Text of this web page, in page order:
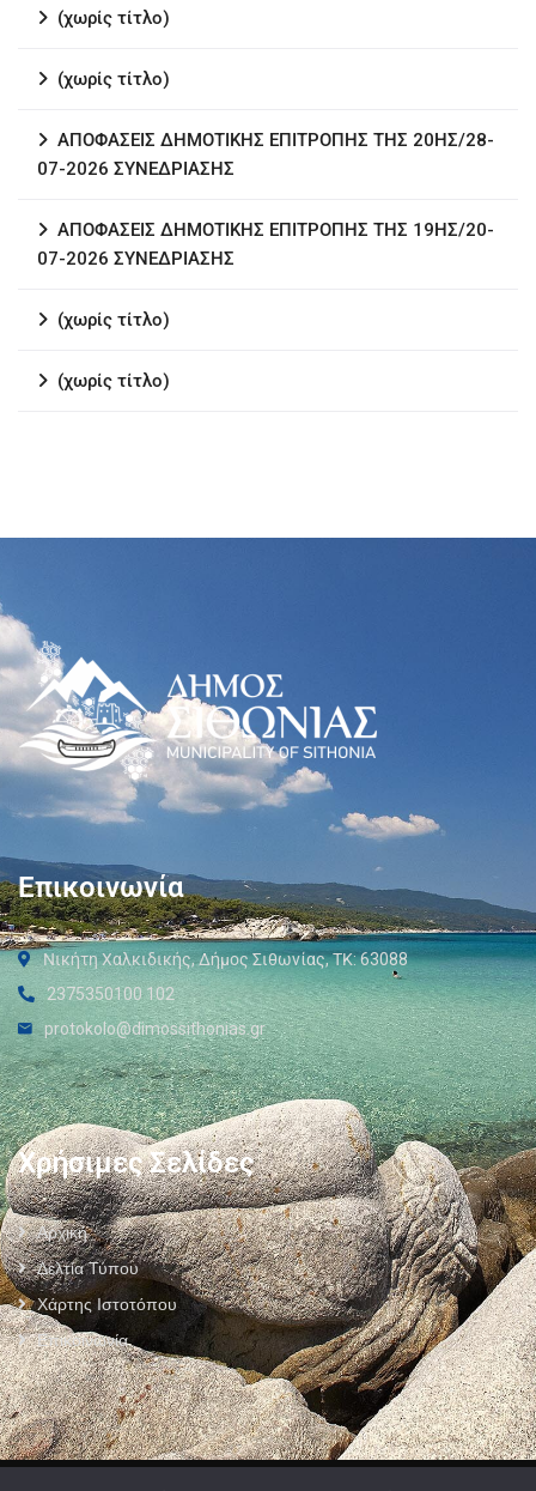
(χωρίς τίτλο)
(χωρίς τίτλο)
ΑΠΟΦΑΣΕΙΣ ΔΗΜΟΤΙΚΗΣ ΕΠΙΤΡΟΠΗΣ ΤΗΣ 20ΗΣ/28-
07-2026 ΣΥΝΕΔΡΙΑΣΗΣ
ΑΠΟΦΑΣΕΙΣ ΔΗΜΟΤΙΚΗΣ ΕΠΙΤΡΟΠΗΣ ΤΗΣ 19ΗΣ/20-
07-2026 ΣΥΝΕΔΡΙΑΣΗΣ
(χωρίς τίτλο)
(χωρίς τίτλο)
Επικοινωνία
Νικήτη Χαλκιδικής, Δήμος Σιθωνίας, ΤΚ: 63088
2375350100 102
protokolo@dimossithonias.gr
Χρήσιμες Σελίδες
Αρχική
Δελτία Τύπου
Χάρτης Ιστοτόπου
Επικοινωνία